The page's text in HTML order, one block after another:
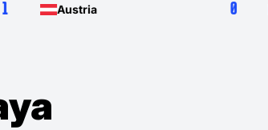
1 Austria 0